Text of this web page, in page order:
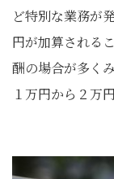
ど特別な業務が
円が加算される
酬の場合が多く
１万円から２万